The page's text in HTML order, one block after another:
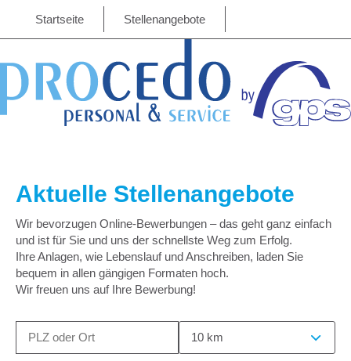
Startseite Stellenangebote
Aktuelle Stellenangebote
Wir bevorzugen Online-Bewerbungen – das geht ganz einfach
und ist für Sie und uns der schnellste Weg zum Erfolg.
Ihre Anlagen, wie Lebenslauf und Anschreiben, laden Sie
bequem in allen gängigen Formaten hoch.
Wir freuen uns auf Ihre Bewerbung!
10 km